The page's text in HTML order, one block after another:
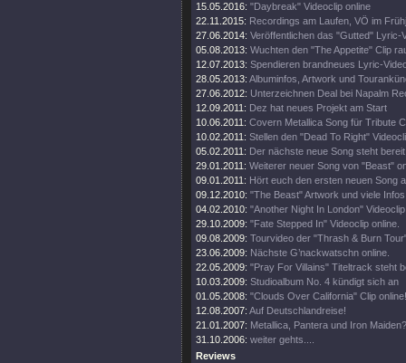
15.05.2016: "Daybreak" Videoclip online
22.11.2015: Recordings am Laufen, VÖ im
27.06.2014: Veröffentlichen das "Gutted" Lyric-
05.08.2013: Wuchten den "The Appetite" Clip
12.07.2013: Spendieren brandneues Lyric-
28.05.2013: Albuminfos, Artwork und
27.06.2012: Unterzeichnen Deal bei Napalm
12.09.2011: Dez hat neues Projekt am Start
10.06.2011: Covern Metallica Song für Tribute
10.02.2011: Stellen den "Dead To Right"
05.02.2011: Der nächste neue Song steht
29.01.2011: Weiterer neuer Song von "Beast"
09.01.2011: Hört euch den ersten neuen Song
09.12.2010: "The Beast" Artwork und viele
04.02.2010: "Another Night In London"
29.10.2009: "Fate Stepped In" Videoclip online.
09.08.2009: Tourvideo der "Thrash & Burn
23.06.2009: Nächste G’nackwatschn online.
22.05.2009: "Pray For Villains" Titeltrack steht
10.03.2009: Studioalbum No. 4 kündigt sich an
01.05.2008: "Clouds Over California" Clip online!
12.08.2007: Auf Deutschlandreise!
21.01.2007: Metallica, Pantera und Iron
31.10.2006: weiter gehts....
Reviews